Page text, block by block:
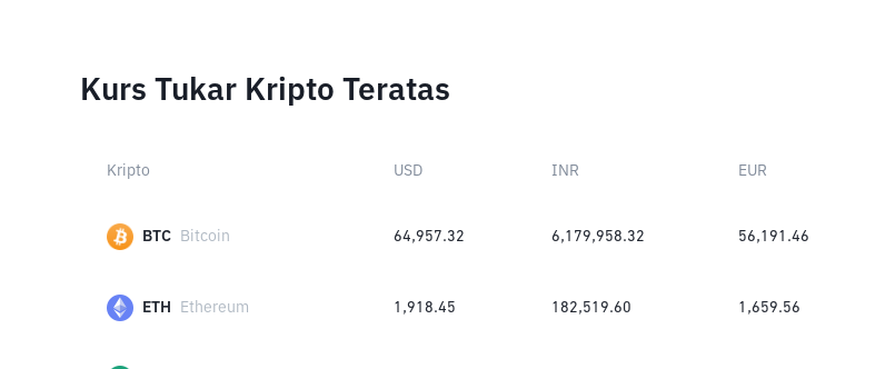
Kurs Tukar Kripto Teratas
Kripto USD INR EUR
BTC Bitcoin 64,957.32 6,179,958.32 56,191.46
ETH Ethereum 1,918.45 182,519.60 1,659.56